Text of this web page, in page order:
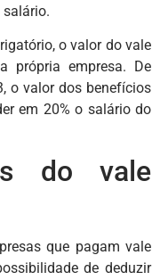
o valor do vale
própria empresa. De
o valor dos benefícios
em 20% o salário do
do vale
que pagam vale
de deduzir